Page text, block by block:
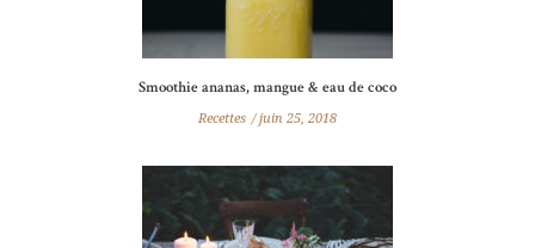
Smoothie ananas, mangue & eau de coco
Recettes juin 25, 2018